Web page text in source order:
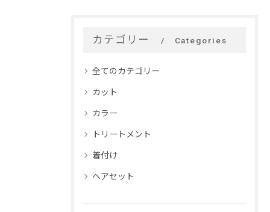
カテゴリー Categories
全てのカテゴリー
カット
カラー
トリートメント
着付け
ヘアセット